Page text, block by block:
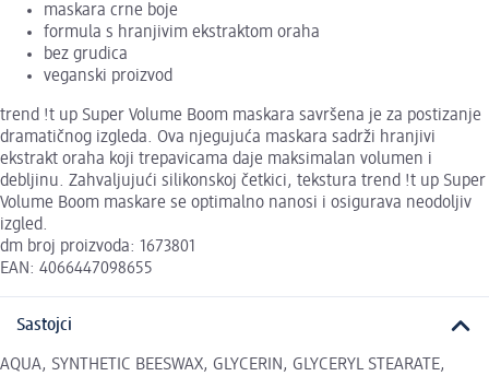
maskara crne boje
formula s hranjivim ekstraktom oraha
bez grudica
veganski proizvod
trend !t up Super Volume Boom maskara savršena je za postizanje
dramatičnog izgleda. Ova njegujuća maskara sadrži hranjivi
ekstrakt oraha koji trepavicama daje maksimalan volumen i
debljinu. Zahvaljujući silikonskoj četkici, tekstura trend !t up Super
Volume Boom maskare se optimalno nanosi i osigurava neodoljiv
izgled.
dm broj proizvoda: 1673801
EAN: 4066447098655
Sastojci
AQUA, SYNTHETIC BEESWAX, GLYCERIN, GLYCERYL STEARATE,